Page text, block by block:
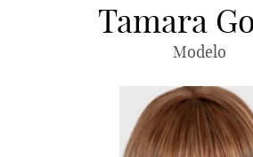
Tamara
Modelo